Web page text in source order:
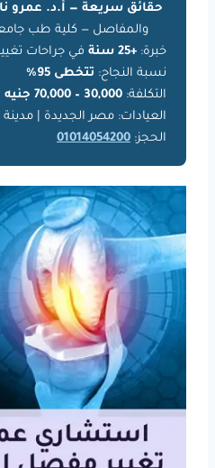
حقائق سريعة — أ.د. عمرو
والمفاصل — كلية طب
خبرة: +25 سنة
في جراحات
نسبة النجاح: تتخطى 95%
التكلفة: 30,000 – 70,000 جنيه مصري
العيادات: مصر الجديدة |
الحجز: 01014054200